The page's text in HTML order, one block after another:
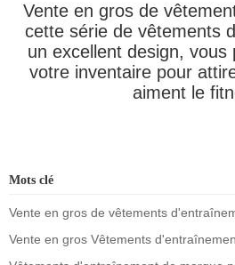
Vente en gros de
cette série de vêtements
un excellent design, vous
votre inventaire pour
aiment le
Mots clé
Vente en gros de vêtements
Vente en gros Vêtements